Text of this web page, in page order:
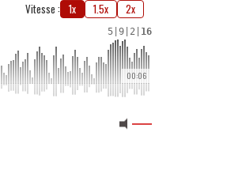
Vitesse : 1x 1.5x 2x
5 9 2 16
00:06